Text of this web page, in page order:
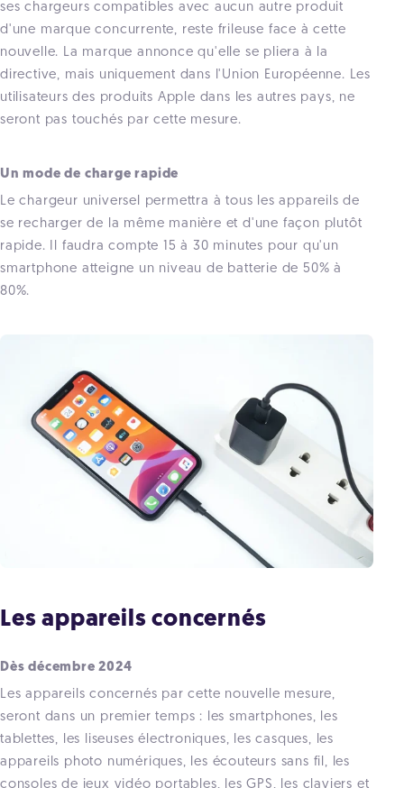
ses chargeurs compatibles avec aucun autre produit
d'une marque concurrente, reste frileuse face à cette
nouvelle. La marque annonce qu'elle se pliera à la
directive, mais uniquement dans l'Union Européenne. Les
utilisateurs des produits Apple dans les autres pays, ne
seront pas touchés par cette mesure.
Un mode de charge rapide
Le chargeur universel permettra à tous les appareils de
se recharger de la même manière et d'une façon plutôt
rapide. Il faudra compte 15 à 30 minutes pour qu'un
smartphone atteigne un niveau de batterie de 50% à
80%.
Les appareils concernés
Dès décembre 2024
Les appareils concernés par cette nouvelle mesure,
seront dans un premier temps : les smartphones, les
tablettes,
les liseuses électroniques, les casques, les
appareils photo numériques, les écouteurs sans fil, les
consoles de jeux vidéo portables, les GPS, les claviers et